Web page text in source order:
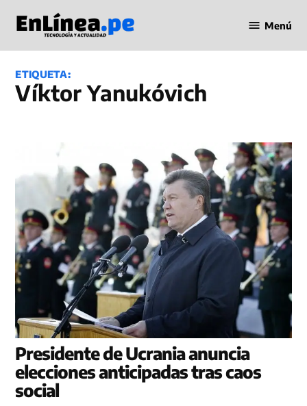
contenido
en Línea
Menú
ETIQUETA:
Víktor Yanukóvich
Presidente de Ucrania anuncia
elecciones anticipadas tras caos
social